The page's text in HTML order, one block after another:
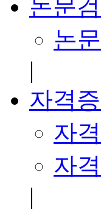
논문
논
|
자격
자
자
|